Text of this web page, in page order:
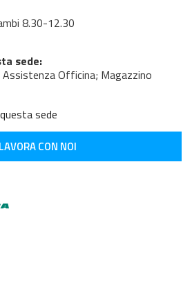
8.30-12.30
sede:
Officina; Magazzino
sede
LAVORA CON NOI